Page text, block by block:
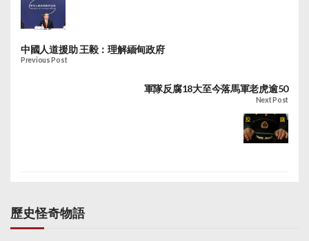
中國人道援助 王毅：理解緬甸政府
Previous Post
軍隊反腐18大至今落馬軍老虎逾50
Next Post
歷史怪奇物語